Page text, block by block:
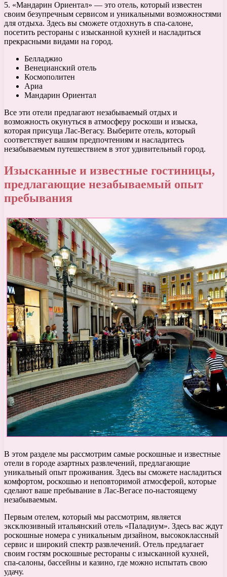
5. «Мандарин Ориентал» — это отель, который известен
своим безупречным сервисом и уникальными возможностями
для отдыха. Здесь вы сможете отдохнуть в спа-салоне,
посетить рестораны с изысканной кухней и насладиться
прекрасными видами на город.
Белладжио
Венецианский отель
Космополитен
Ариа
Мандарин Ориентал
Все эти отели предлагают незабываемый отдых и
возможность окунуться в атмосферу роскоши и изыска,
которая присуща Лас-Вегасу. Выберите отель, который
соответствует вашим предпочтениям и насладитесь
незабываемым путешествием в этот удивительный город.
Изысканные и известные гостиницы,
предлагающие незабываемый опыт
пребывания
В этом разделе мы рассмотрим самые роскошные и известные
отели в городе азартных развлечений, предлагающие
уникальный опыт проживания. Здесь вы сможете насладиться
комфортом, роскошью и неповторимой атмосферой, которые
сделают ваше пребывание в Лас-Вегасе по-настоящему
незабываемым.
Первым отелем, который мы рассмотрим, является
эксклюзивный итальянский отель «Паладиум». Здесь вас ждут
роскошные номера с уникальным дизайном, высококлассный
сервис и широкий спектр развлечений. Отель предлагает
своим гостям роскошные рестораны с изысканной кухней,
спа-салоны, бассейны и казино, где можно испытать свою
удачу.